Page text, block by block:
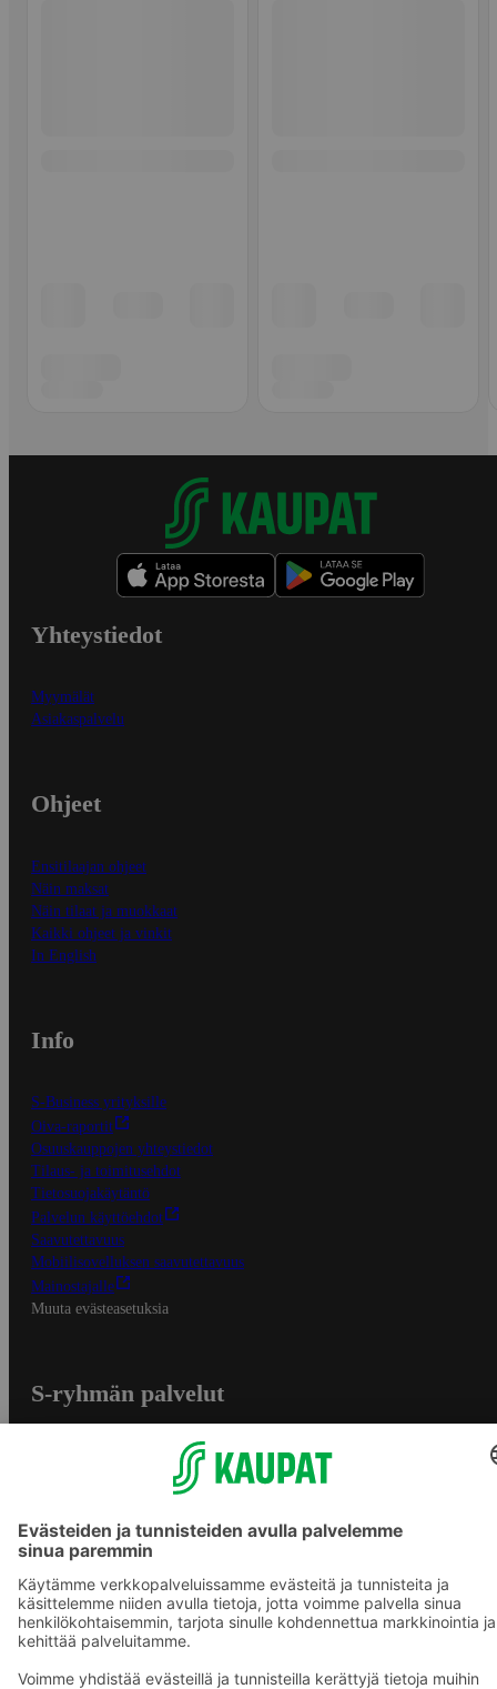
Yhteystiedot
Myymälät
Asiakaspalvelu
Ohjeet
Ensitilaajan ohjeet
Näin maksat
Näin tilaat ja muokkaat
Kaikki ohjeet ja vinkit
In English
Info
S-Business yrityksille
Oiva-raportit
Osuuskauppojen yhteystiedot
Tilaus- ja toimitusehdot
Tietosuojakäytäntö
Palvelun käyttöehdot
Saavutettavuus
Mobiilisovelluksen saavutettavuus
Mainostajalle
Muuta evästeasetuksia
S-ryhmän palvelut
S-ostoslista -sovellus
Prisma.fi
Sokos.fi
S-Pankki
Yhteishyvä
Sokos Hotels
Raflaamo